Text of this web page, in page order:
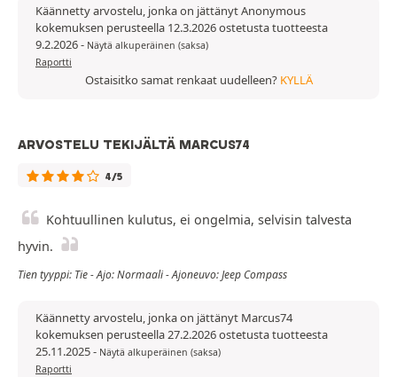
Käännetty arvostelu, jonka on jättänyt Anonymous
kokemuksen perusteella 12.3.2026 ostetusta tuotteesta
9.2.2026- Näytä alkuperäinen (saksa)
Raportti
Ostaisitko samat renkaat uudelleen? KYLLÄ
ARVOSTELU TEKIJÄLTÄ MARCUS74
4/5
Kohtuullinen kulutus, ei ongelmia, selvisin talvesta
hyvin.
Tien tyyppi: Tie - Ajo: Normaali - Ajoneuvo: Jeep Compass
Käännetty arvostelu, jonka on jättänyt Marcus74
kokemuksen perusteella 27.2.2026 ostetusta tuotteesta
25.11.2025- Näytä alkuperäinen (saksa)
Raportti